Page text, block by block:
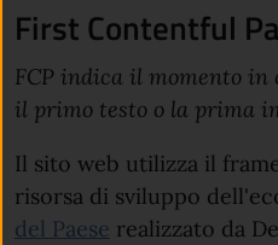
First Contentful
FCP indica il momento
il primo testo o la prima
Il sito web utilizza il
risorsa di sviluppo
del Paese realizzato da